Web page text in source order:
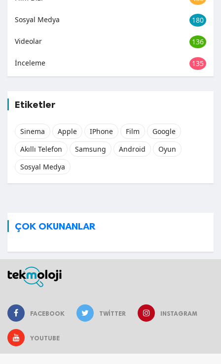
Sosyal Medya 180
Videolar 136
İnceleme 135
Etiketler
Sinema Apple IPhone Film
Google
Akıllı Telefon
Samsung Android
Oyun
Sosyal Medya
ÇOK OKUNANLAR
FACEBOOK TWITTER INSTAGRAM
YOUTUBE